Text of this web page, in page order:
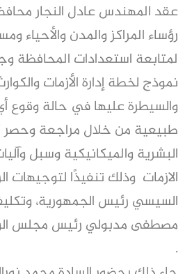
عقد المهندس عادل النجار
رؤساء المراكز والمدن والأحياء
لمتابعة استعدادات المحافظة
نموذج لخطة إدارة الأزمات
والسيطرة عليها في حالة وقوع
طبيعية من خلال مراجعة وحصر
البشرية والميكانيكية وسبل
الازمات وذلك تنفيذًا لتوجيهات
السيسي رئيس الجمهورية،
مصطفى مدبولي رئيس مجلس
.